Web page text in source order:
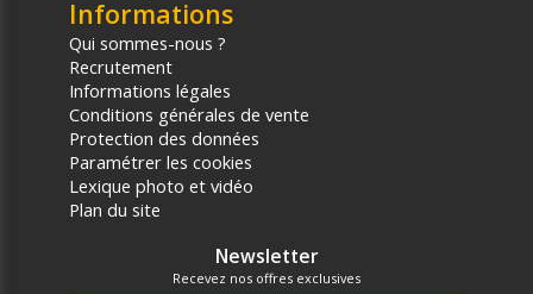
Informations
Qui sommes-nous ?
Recrutement
Informations légales
Conditions générales de vente
Protection des données
Paramétrer les cookies
Lexique photo et vidéo
Plan du site
Newsletter
Recevez nos offres exclusives